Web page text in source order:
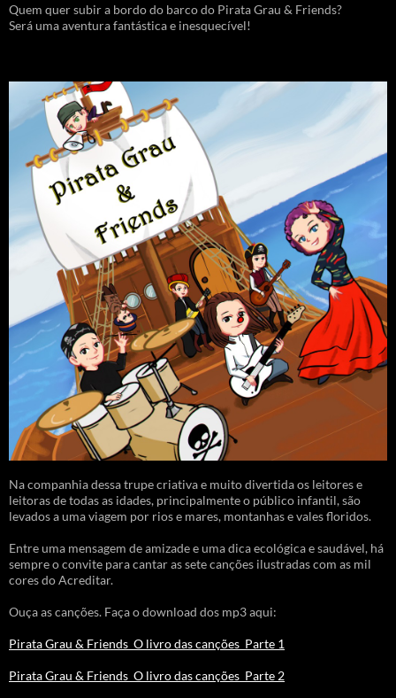
Quem quer subir a bordo do barco do Pirata Grau & Friends?
Será uma aventura fantástica e inesquecível!
Na companhia dessa trupe criativa e muito divertida os leitores e
leitoras de todas as idades, principalmente o público infantil, são
levados a uma viagem por rios e mares, montanhas e vales floridos.
Entre uma mensagem de amizade e uma dica ecológica e saudável, há
sempre o convite para cantar as sete canções ilustradas com as mil
cores do Acreditar.
Ouça as canções. Faça o download dos mp3 aqui:
Pirata Grau & Friends_O livro das canções_Parte 1
Pirata Grau & Friends_O livro das canções_Parte 2